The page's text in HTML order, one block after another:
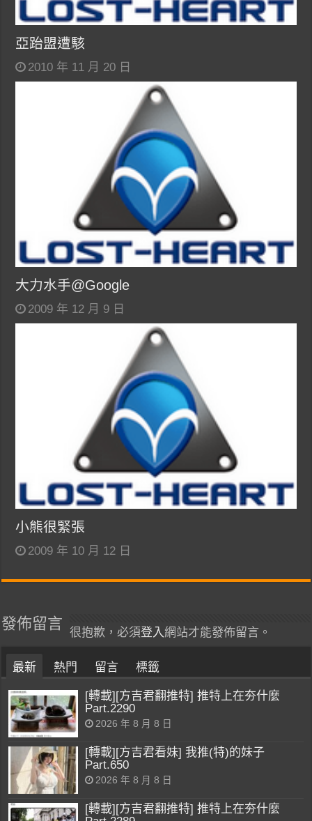
亞跆盟遭駭
2010 年 11 月 20 日
大力水手@Google
2009 年 12 月 9 日
小熊很緊張
2009 年 10 月 12 日
發佈留言
很抱歉，必須登入 網站才能發佈留言。
最新 熱門 留言 標籤
[轉載][方吉君翻推特] 推特上在夯什麼
Part.2290
2026 年 8 月 8 日
[轉載][方吉君看妹] 我推(特)的妹子
Part.650
2026 年 8 月 8 日
[轉載][方吉君翻推特] 推特上在夯什麼